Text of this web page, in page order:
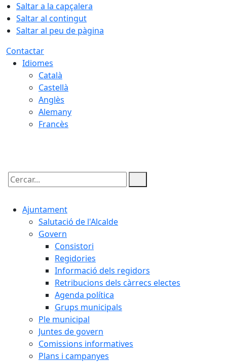
Saltar a la capçalera
Saltar al contingut
Saltar al peu de pàgina
Contactar
Idiomes
Català
Castellà
Anglès
Alemany
Francès
Cercar:
Ajuntament
Salutació de l'Alcalde
Govern
Consistori
Regidories
Informació dels regidors
Retribucions dels càrrecs electes
Agenda política
Grups municipals
Ple municipal
Juntes de govern
Comissions informatives
Plans i campanyes